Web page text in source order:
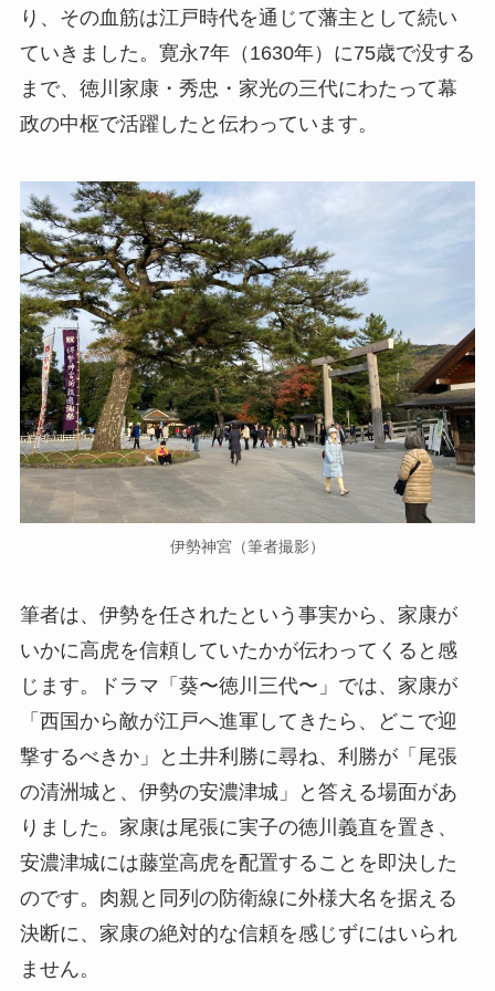
り、その血筋は江戸時代を通じて藩主として続い
ていきました。寛永7年（1630年）に75歳で没する
まで、徳川家康・秀忠・家光の三代にわたって幕
政の中枢で活躍したと伝わっています。
伊勢神宮（筆者撮影）
筆者は、伊勢を任されたという事実から、家康が
いかに高虎を信頼していたかが伝わってくると感
じます。ドラマ「葵〜徳川三代〜」では、家康が
「西国から敵が江戸へ進軍してきたら、どこで迎
撃するべきか」と土井利勝に尋ね、利勝が「尾張
の清洲城と、伊勢の安濃津城」と答える場面があ
りました。家康は尾張に実子の徳川義直を置き、
安濃津城には藤堂高虎を配置することを即決した
のです。肉親と同列の防衛線に外様大名を据える
決断に、家康の絶対的な信頼を感じずにはいられ
ません。